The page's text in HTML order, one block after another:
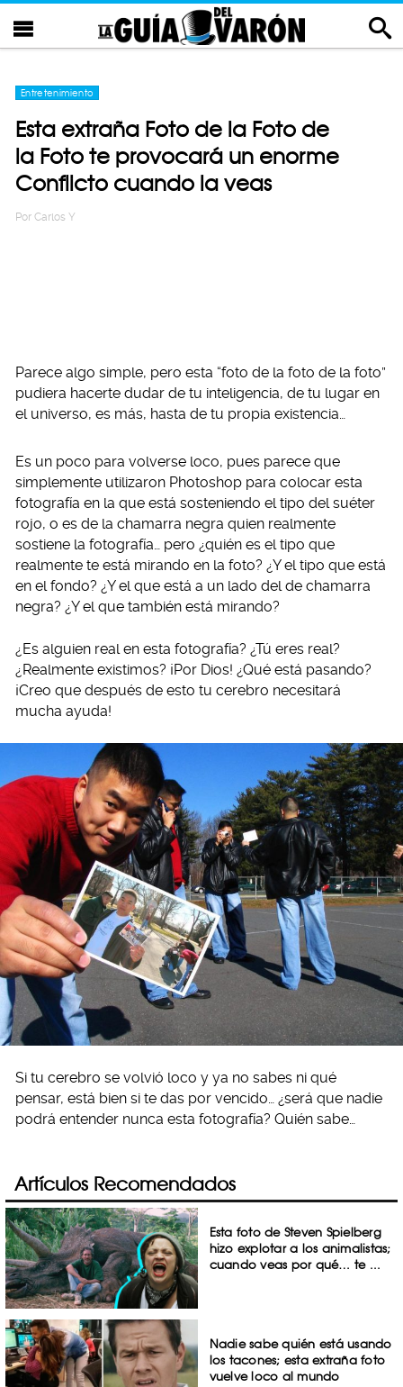
Entretenimiento
Esta extraña Foto de la Foto de
la Foto te provocará un enorme
Conflicto cuando la veas
Por Carlos Y
Parece algo simple, pero esta “foto de la foto de la foto”
pudiera hacerte dudar de tu inteligencia, de tu lugar en
el universo, es más, hasta de tu propia existencia…
Es un poco para volverse loco, pues parece que
simplemente utilizaron Photoshop para colocar esta
fotografía en la que está sosteniendo el tipo del suéter
rojo, o es de la chamarra negra quien realmente
sostiene la fotografía… pero ¿quién es el tipo que
realmente te está mirando en la foto? ¿Y el tipo que está
en el fondo? ¿Y el que está a un lado del de chamarra
negra? ¿Y el que también está mirando?
¿Es alguien real en esta fotografía? ¿Tú eres real?
¿Realmente existimos? ¡Por Dios! ¿Qué está pasando?
¡Creo que después de esto tu cerebro necesitará
mucha ayuda!
Si tu cerebro se volvió loco y ya no sabes ni qué
pensar, está bien si te das por vencido… ¿será que nadie
podrá entender nunca esta fotografía? Quién sabe…
Artículos Recomendados
Esta foto de Steven Spielberg
hizo explotar a los animalistas;
cuando veas por qué… te ...
Nadie sabe quién está usando
los tacones; esta extraña foto
vuelve loco al mundo